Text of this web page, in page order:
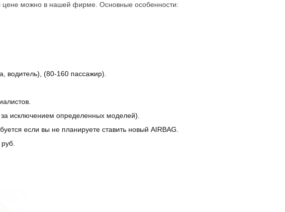
можно в нашей фирме. Основные особенности:
водитель), (80-160 пассажир).
исключением определенных моделей).
если вы не планируете ставить новый AIRBAG.